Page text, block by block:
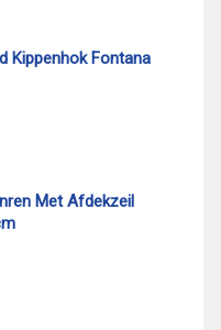
Kippenhok Fontana
Met Afdekzeil